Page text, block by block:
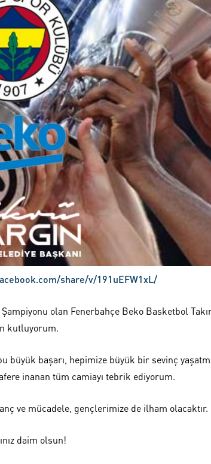
share/v/191uEFW1xL/
olan Fenerbahçe Beko Basketbol
kutluyorum.
başarı, hepimize büyük bir sevinç
inanan tüm camiayı tebrik ediyorum.
ve mücadele, gençlerimize de ilham olacaktır.
daim olsun!